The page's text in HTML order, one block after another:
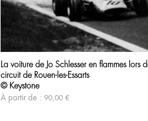
La voiture de Jo Schlesser en flammes
circuit de Rouen-les-Essarts
© Keystone
À partir de : 90,00 €